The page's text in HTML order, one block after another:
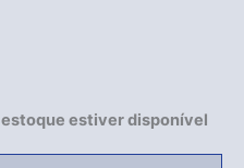
estiver disponível